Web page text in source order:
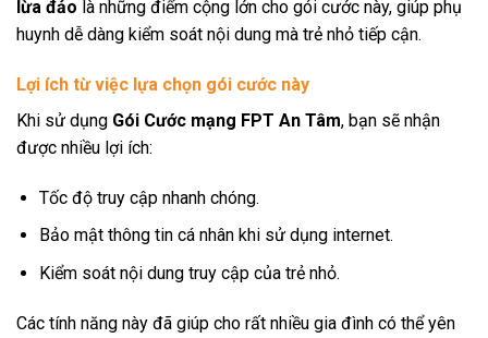
lừa đảo là những điểm cộng lớn cho gói cước này, giúp phụ
huynh dễ dàng kiểm soát nội dung mà trẻ nhỏ tiếp cận.
Lợi ích từ việc lựa chọn gói cước này
Khi sử dụng Gói Cước mạng FPT An Tâm, bạn sẽ nhận
được nhiều lợi ích:
Tốc độ truy cập nhanh chóng.
Bảo mật thông tin cá nhân khi sử dụng internet.
Kiểm soát nội dung truy cập của trẻ nhỏ.
Các tính năng này đã giúp cho rất nhiều gia đình có thể yên